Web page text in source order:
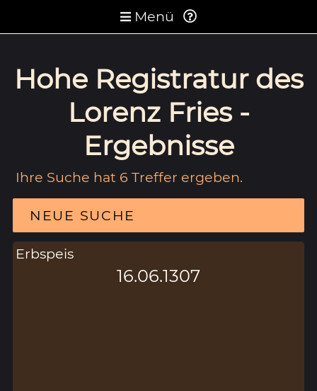
Menü
Hohe Registratur des
Lorenz Fries -
Ergebnisse
Ihre Suche hat 6 Treffer ergeben.
NEUE SUCHE
Erbspeis
16.06.1307